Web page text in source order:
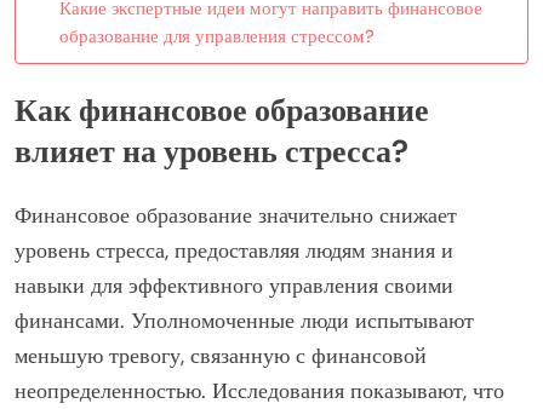
Какие экспертные идеи могут направить финансовое
образование для управления стрессом?
Как финансовое образование
влияет на уровень стресса?
Финансовое образование значительно снижает
уровень стресса, предоставляя людям знания и
навыки для эффективного управления своими
финансами. Уполномоченные люди испытывают
меньшую тревогу, связанную с финансовой
неопределенностью. Исследования показывают, что